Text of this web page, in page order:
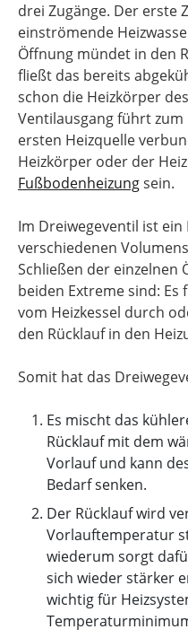
drei Zugänge. Der erste
einströmende
Öffnung mündet in den
fließt das bereits
schon die Heizkörper
Ventilausgang führt
ersten Heizquelle
Heizkörper oder der
Fußbodenheizungsein.
Im Dreiwegeventil ist
verschiedenen
Schließen der einzelnen
beiden Extreme sind:
vom Heizkessel durch
den Rücklauf in den
Somit hat das
Es mischt das
Rücklauf mit dem
Vorlauf und kann
Bedarf senken.
Der Rücklauf wird
Vorlauftemperatur
wiederum sorgt
sich wieder stärker
wichtig für